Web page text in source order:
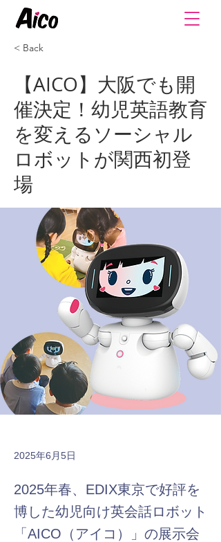
< Back
【AICO】大阪でも開
催決定！幼児英語教育
を変えるソーシャル
ロボットが関西初登
場
2025年6月5日
2025年春、EDIX東京で好評を
博した幼児向け英会話ロボット
「AICO（アイコ）」の展示会